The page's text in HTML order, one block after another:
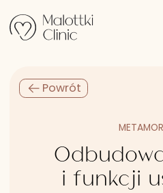
Powrót
i funkcji